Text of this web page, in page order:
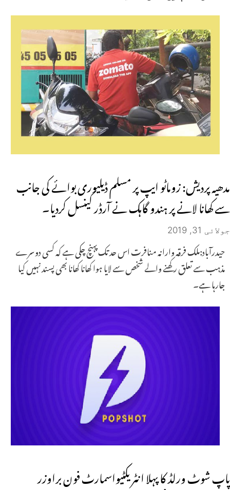
مدھیہ پردیش: زوماٹو ایپ پر مسلم ڈیلیوری بوائے کی جانب
سے کھانا لانے پر ہندو گاہک نے آرڈر کینسل کردیا۔
جولائی 31, 2019
حیدرآباد:ملک فرقہ وارانہ منافرت اس حد تک پہنچ چکی ہے کہ کسی دوسرے
مذہب سے تعلق رکھنے والے شخص سے لایا ہوا کھانا کھانا بھی پسند نہیں کیا
جارہا ہے۔
پاپ شوٹ ورلڈ کا پہلا انٹر یکٹیواسمارٹ فون براوزر